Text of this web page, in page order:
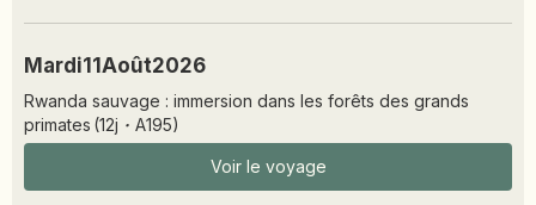
ROUMANIE
RWANDA
SERBIE
Mardi11 Août2026
Rwanda sauvage : immersion dans les forêts des grands
primates (12j · A195)
Voir le voyage